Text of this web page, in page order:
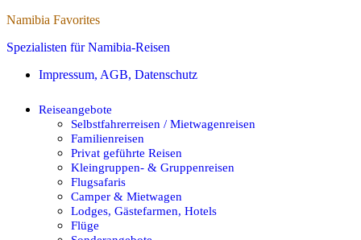
Namibia Favorites
Spezialisten für Namibia-Reisen
Impressum, AGB, Datenschutz
Reiseangebote
Selbstfahrerreisen / Mietwagenreisen
Familienreisen
Privat geführte Reisen
Kleingruppen- & Gruppenreisen
Flugsafaris
Camper & Mietwagen
Lodges, Gästefarmen, Hotels
Flüge